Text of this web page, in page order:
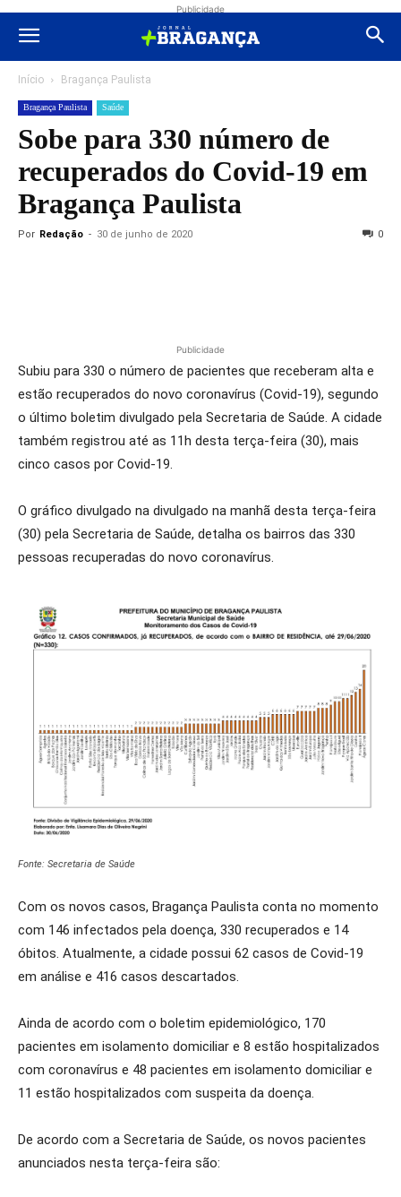
Publicidade
Início Bragança Paulista
Bragança Paulista Saúde
Sobe para 330 número de
recuperados do Covid-19 em
Bragança Paulista
Por Redação - 30 de junho de 2020 0
Publicidade
Subiu para 330 o número de pacientes que receberam alta e
estão recuperados do novo coronavírus (Covid-19), segundo
o último boletim divulgado pela Secretaria de Saúde. A cidade
também registrou até as 11h desta terça-feira (30), mais
cinco casos por Covid-19.
O gráfico divulgado na divulgado na manhã desta terça-feira
(30) pela Secretaria de Saúde, detalha os bairros das 330
pessoas recuperadas do novo coronavírus.
Fonte: Secretaria de Saúde
Com os novos casos, Bragança Paulista conta no momento
com 146 infectados pela doença, 330 recuperados e 14
óbitos. Atualmente, a cidade possui 62 casos de Covid-19
em análise e 416 casos descartados.
Ainda de acordo com o boletim epidemiológico, 170
pacientes em isolamento domiciliar e 8 estão hospitalizados
com coronavírus e 48 pacientes em isolamento domiciliar e
11 estão hospitalizados com suspeita da doença.
De acordo com a Secretaria de Saúde, os novos pacientes
anunciados nesta terça-feira são: